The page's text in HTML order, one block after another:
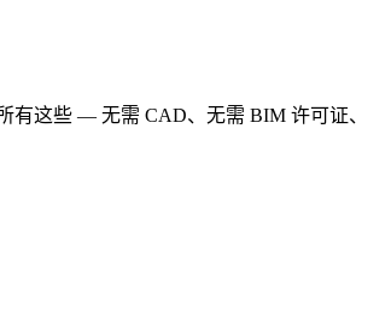
有这些 — 无需 CAD、无需 BIM 许可证、